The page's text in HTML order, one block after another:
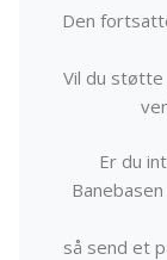
Den
Vil du støtte
Er du
så send et